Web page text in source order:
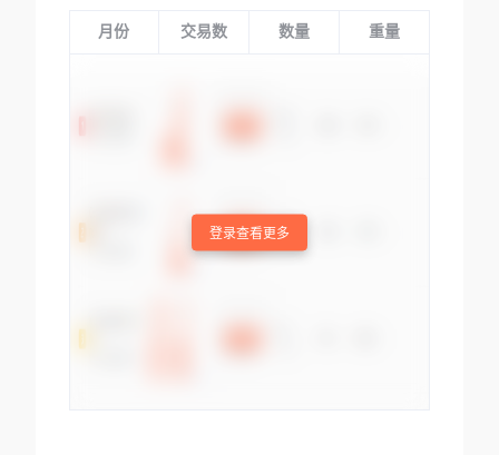
月份 交易数 数量 重量
登录查看更多